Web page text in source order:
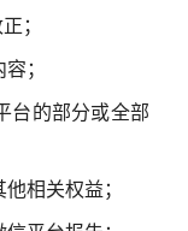
；
；
台的部分或全部
相关权益；